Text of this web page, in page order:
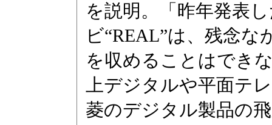
を説明。「昨年発表
ビ“REAL”は、残念
を収めることはでき
上デジタルや平面テ
菱のデジタル製品の